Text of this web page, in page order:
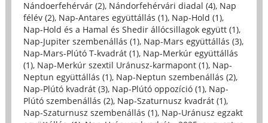
Nándoerfehérvár (2), Nándorfehérvári diadal (4), Nap
félév (2), Nap-Antares együttállás (1), Nap-Hold (1),
Nap-Hold és a Hamal és Shedir állócsillagok együtt (1),
Nap-Jupiter szembenállás (1), Nap-Mars együttállás (3),
Nap-Mars-Plútó T-kvadrát (1), Nap-Merkúr együttállás
(1), Nap-Merkúr szextil Uránusz-karmapont (1), Nap-
Neptun együttállás (1), Nap-Neptun szembenállás (2),
Nap-Plútó kvadrát (3), Nap-Plútó oppozíció (1), Nap-
Plútó szembenállás (2), Nap-Szaturnusz kvadrát (1),
Nap-Szaturnusz szembenállás (1), Nap-Uránusz egzakt